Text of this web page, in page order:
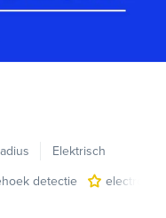
Elektrisch
detectie
electronic